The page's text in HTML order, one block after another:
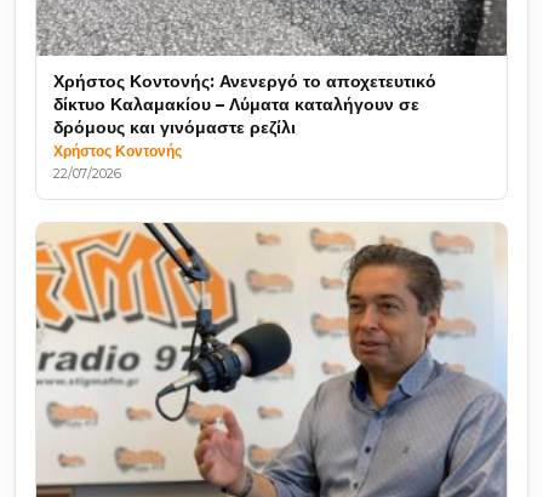
Χρήστος Κοντονής: Ανενεργό το αποχετευτικό
δίκτυο Καλαμακίου – Λύματα καταλήγουν σε
δρόμους και γινόμαστε ρεζίλι
Χρήστος Κοντονής
22/07/2026